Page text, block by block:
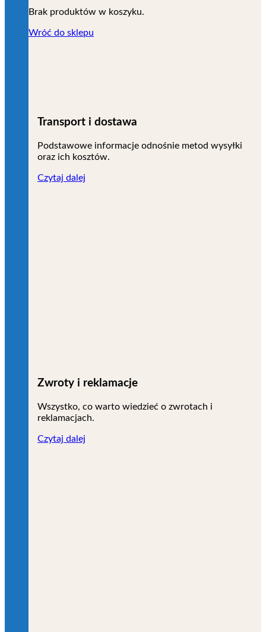
Brak produktów w koszyku.
Wróć do sklepu
Transport i dostawa
Podstawowe informacje odnośnie metod wysyłki
oraz ich kosztów.
Czytaj dalej
Zwroty i reklamacje
Wszystko, co warto wiedzieć o zwrotach i
reklamacjach.
Czytaj dalej